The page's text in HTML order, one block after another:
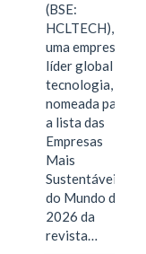
(BSE:
HCLTECH),
uma empresa
líder global em
tecnologia, foi
nomeada para
a lista das
Empresas
Mais
Sustentáveis
do Mundo de
2026 da
revista…